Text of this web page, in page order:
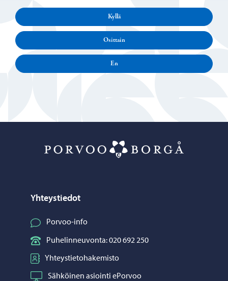
Kyllä
Osittain
En
Yhteystiedot
Porvoo-info
Puhelinneuvonta: 020 692 250
Yhteystietohakemisto
Sähköinen asiointi ePorvoo